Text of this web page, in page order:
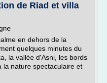
de Riad et villa
en dehors de la
quelques minutes du
la vallée d'Asni, les bords
la nature spectaculaire et